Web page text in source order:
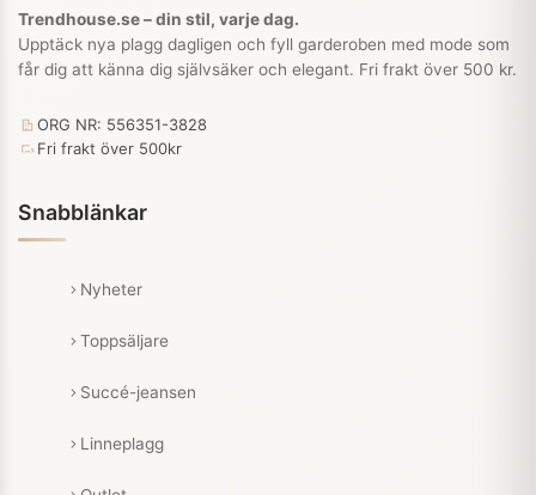
Trendhouse.se – din stil, varje dag.
Upptäck nya plagg dagligen och fyll garderoben med mode som
får dig att känna dig självsäker och elegant. Fri frakt över 500 kr.
ORG NR: 556351-3828
Fri frakt över 500kr
Snabblänkar
Nyheter
Toppsäljare
Succé-jeansen
Linneplagg